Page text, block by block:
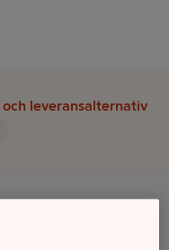
leveransalternativ